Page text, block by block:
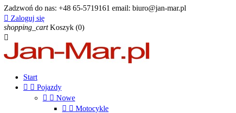
Zadzwoń do nas: +48 65-5719161 email: biuro@jan-mar.pl
 Zaloguj się
shopping_cart Koszyk (0)

Start
  Pojazdy
  Nowe
  Motocykle